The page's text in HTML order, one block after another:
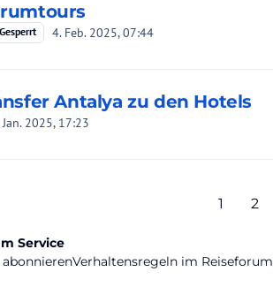
Gesperrt 4. Feb. 2025, 07:44
Antalya zu den Hotels
Jan. 2025, 17:23
1 2
Service
abonnierenVerhaltensregeln im Reiseforum